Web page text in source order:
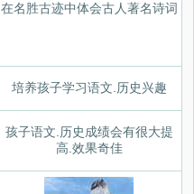
在名胜古迹中体会古人著名诗词
培养孩子学习语文.历史兴趣
孩子语文.历史成绩会有很大提
高.效果奇佳